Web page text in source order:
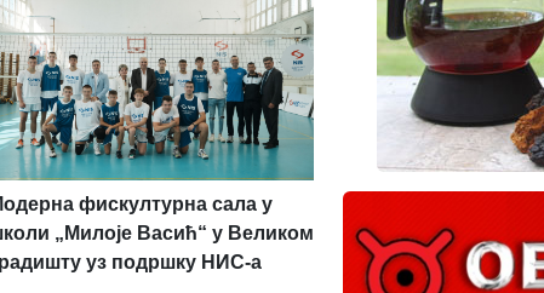
фискултурна сала у
„Милоје Васић“ у Великом
уз подршку НИС-а